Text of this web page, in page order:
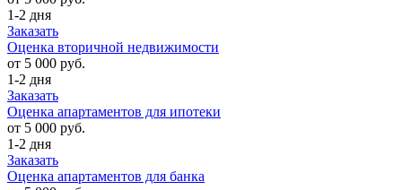
1-2 дня
Заказать
Оценка вторичной недвижимости
от 5 000 руб.
1-2 дня
Заказать
Оценка апартаментов для ипотеки
от 5 000 руб.
1-2 дня
Заказать
Оценка апартаментов для банка